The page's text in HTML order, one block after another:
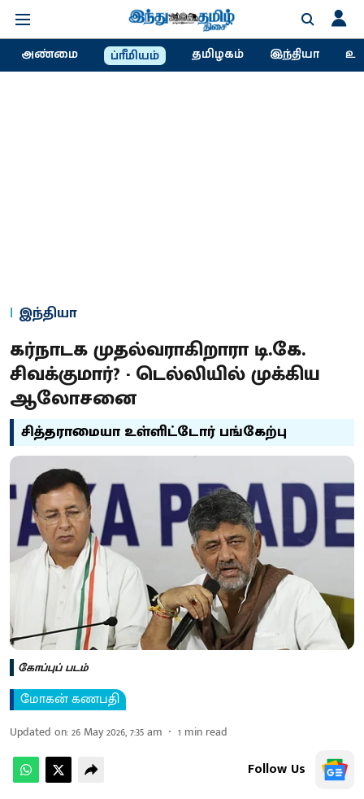
அண்மை ப்ரீமியம் தமிழகம் இந்தியா
இந்தியா
கர்நாடக முதல்வராகிறாரா டி.கே.
சிவக்குமார்? - டெல்லியில் முக்கிய
ஆலோசனை
சித்தராமையா உள்ளிட்டோர் பங்கேற்பு
கோப்புப் படம்
மோகன் கணபதி
Updated on:26 May 2026, 7:35 am 1 min read
Follow Us